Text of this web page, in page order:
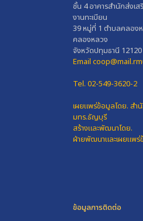
ชั้น 4 อาคารสำนักส่งเส
งานทะเบียน
39 หมู่ที่ 1 ตำบลคลอง
คลองหลวง
จังหวัดปทุมธานี 12120
Email
Tel. 02-549-3620-2
เผยแพร่ข้อมูลโดย. สำ
มทร.ธัญบุรี
สร้างและพัฒนาโดย.
ฝ่ายพัฒนาและเผยแพร่
ข้อมูลการติดต่อ